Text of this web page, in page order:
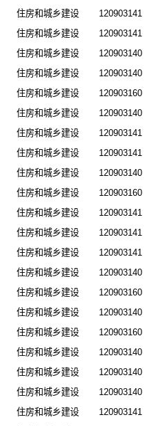
住房和城乡建设
住房和城乡建设
住房和城乡建设
住房和城乡建设
住房和城乡建设
住房和城乡建设
住房和城乡建设
住房和城乡建设
住房和城乡建设
住房和城乡建设
住房和城乡建设
住房和城乡建设
住房和城乡建设
住房和城乡建设
住房和城乡建设
住房和城乡建设
住房和城乡建设
住房和城乡建设
住房和城乡建设
住房和城乡建设
住房和城乡建设